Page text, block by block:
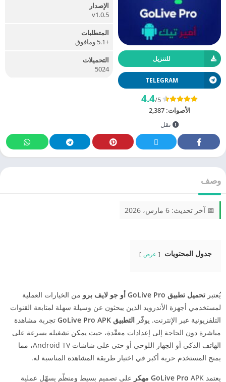
للتنزيل
TELEGRAM
4.4/5
الأصوات:2,387
نقل
الإصدار
v1.0.5
المتطلبات
+5.1 ومافوق
التحميلات
5024
وصف
📅 آخر تحديث: 6 مارس، 2026
جدول المحتويات عرض
يُعتبر تحميل تطبيق GoLive Pro أو جو لايف برو
من الخيارات العملية
لمستخدمي أجهزة الأندرويد الذين يبحثون عن وسيلة سهلة لمتابعة القنوات
التلفزيونية عبر الإنترنت. يوفّر التطبيق GoLive Pro APK
تجربة مشاهدة
مباشرة دون الحاجة إلى إعدادات معقّدة، حيث يمكن تشغيله بسرعة على
الهاتف الذكي أو الجهاز اللوحي أو حتى على شاشات Android TV، مما
يمنح المستخدم حرية أكبر في اختيار طريقة المشاهدة المناسبة له.
يعتمد GoLive Pro APK مهكر على تصميم بسيط ومنظّم يسهّل عملية